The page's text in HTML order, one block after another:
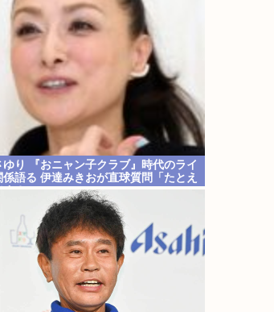
ゆり 『おニャン子クラブ』時代のライ
係語る 伊達みきおが直球質問「たとえ
す？」